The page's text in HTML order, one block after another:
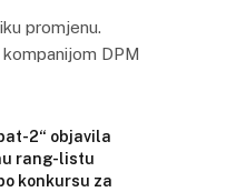
promjenu.
DPM
2“ objavila
rang-listu
konkursu za